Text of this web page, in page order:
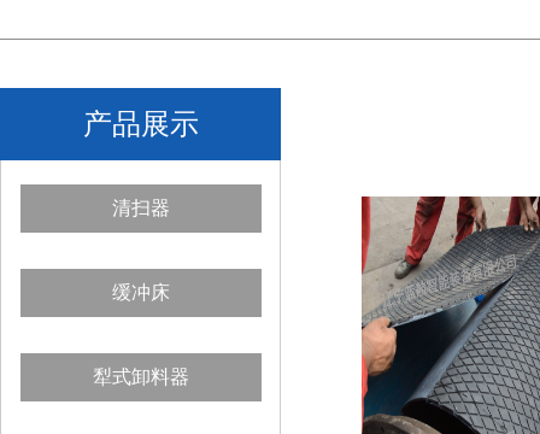
产品展示
清扫器
缓冲床
犁式卸料器